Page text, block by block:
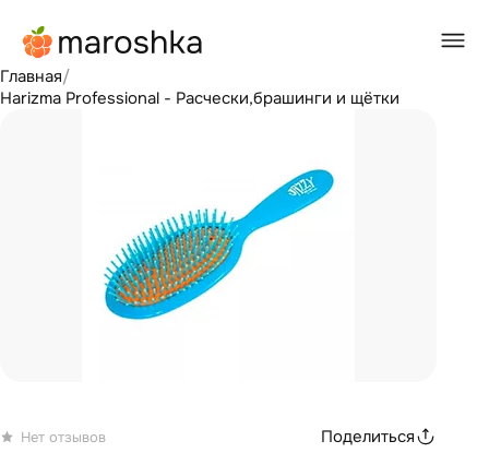
Главная/
Harizma Professional - Расчески,брашинги и щётки
Нет отзывов Поделиться